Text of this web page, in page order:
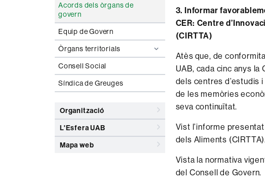
Acords dels òrgans de
govern
Equip de Govern
Òrgans territorials
Consell Social
Síndica de Greuges
Organització
L'Esfera UAB
Mapa web
3. Informar
CER: Centre
(CIRTTA)
Atès que, de
UAB, cada cinc anys
dels centres d’estudis
de les memòries
seva continuïtat.
Vist l’informe
dels Aliments
Vista la normativa
del Consell de Govern.